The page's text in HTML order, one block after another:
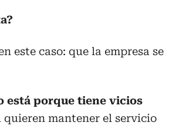
este caso: que la empresa se
está porque tiene vicios
quieren mantener el servicio